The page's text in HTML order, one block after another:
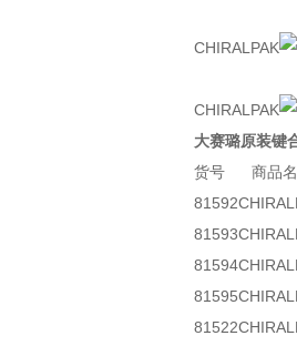
CHIRALPAK
CHIRALPAK
大赛璐原装键
货号 商品